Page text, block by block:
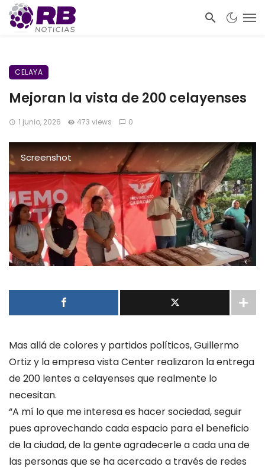
CELAYA
Mejoran la vista de 200 celayenses
1 junio, 2026 473 views 0
Screenshot
Mas allá de colores y partidos políticos, Guillermo
Ortiz y la empresa vista Center realizaron la entrega
de 200 lentes a celayenses que realmente lo
necesitan.
“A mí lo que me interesa es hacer sociedad, seguir
pues aprovechando cada espacio para el beneficio
de la ciudad, de la gente agradecerle a cada una de
las personas que se ha acercado a través de redes